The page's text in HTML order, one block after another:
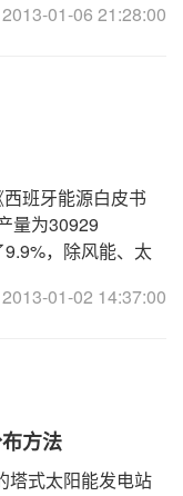
2013-01-06 21:28:00
班牙能源白皮书
量为30929
，除风能、太
2013-01-02 14:37:00
方法
塔式太阳能发电站